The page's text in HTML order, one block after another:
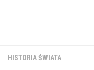
HISTORIA ŚWIATA